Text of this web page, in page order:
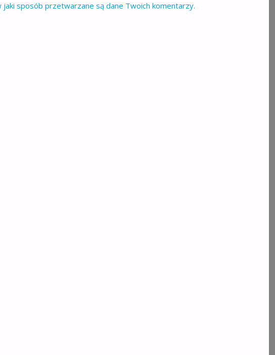
jaki sposób przetwarzane są dane Twoich komentarzy.